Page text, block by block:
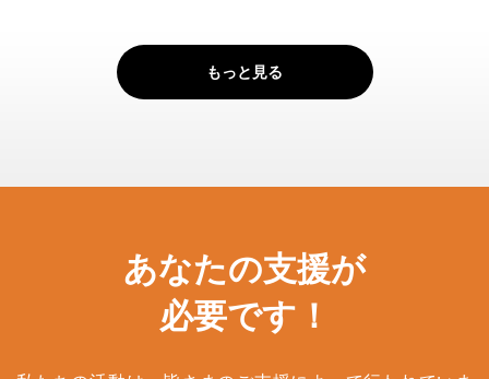
もっと見る
あなたの支援が
必要です！